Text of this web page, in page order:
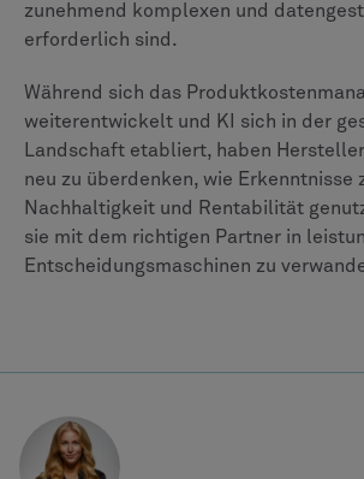
zunehmend komplexen und
erforderlich sind.
Während sich das
weiterentwickelt und KI sich in der
Landschaft etabliert, haben
neu zu überdenken, wie Erkenntnisse
Nachhaltigkeit und Rentabilität
sie mit dem richtigen Partner in
Entscheidungsmaschinen zu